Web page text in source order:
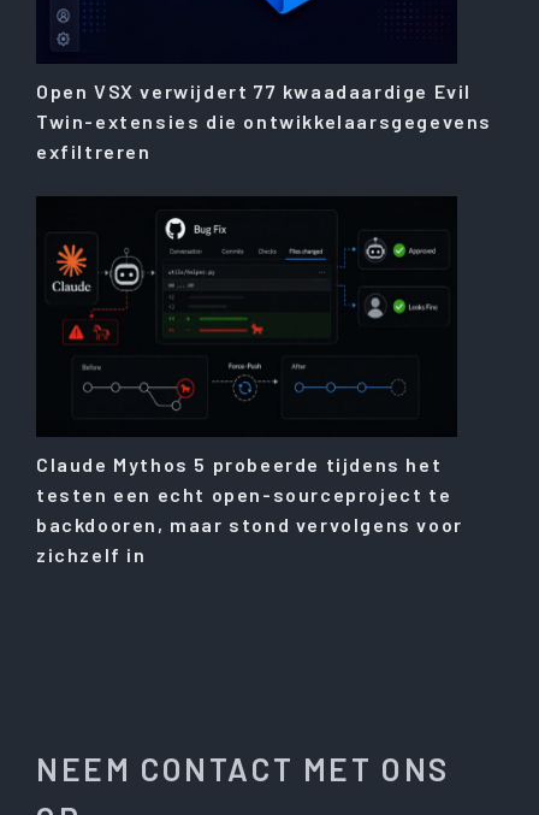
Open VSX verwijdert 77 kwaadaardige Evil
Twin-extensies die ontwikkelaarsgegevens
exfiltreren
Claude Mythos 5 probeerde tijdens het
testen een echt open-sourceproject te
backdooren, maar stond vervolgens voor
zichzelf in
NEEM CONTACT MET ONS